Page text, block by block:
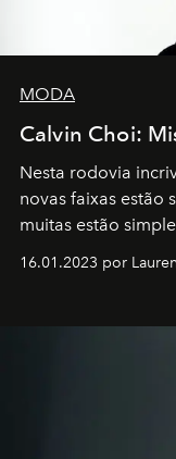
MODA
Calvin Choi:
Nesta rodovia
novas faixas estão
muitas estão
transportador
por propósitos,
16.01.2023 por